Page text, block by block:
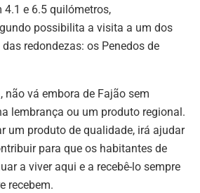
e 6.5 quilómetros,
possibilita a visita a um dos
redondezas: os Penedos de
não vá embora de Fajão sem
lembrança ou um produto regional.
um produto de qualidade, irá ajudar
para que os habitantes de
a viver aqui e a recebê-lo sempre
recebem.